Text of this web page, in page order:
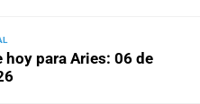
de
infantil
hoy para Aries: 06 de